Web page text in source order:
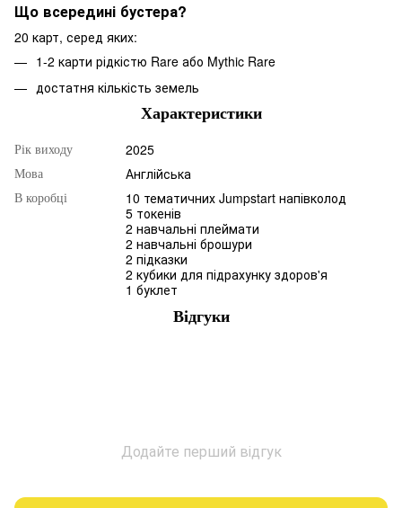
Що всередині бустера?
20 карт, серед яких:
1-2 карти рідкістю Rare або Mythic Rare
достатня кількість земель
Характеристики
Рік виходу 2025
Мова Англійська
В коробці
10 тематичних Jumpstart напівколод
5 токенів
2 навчальні плеймати
2 навчальні брошури
2 підказки
2 кубики для підрахунку здоров'я
1 буклет
Відгуки
Додайте перший відгук